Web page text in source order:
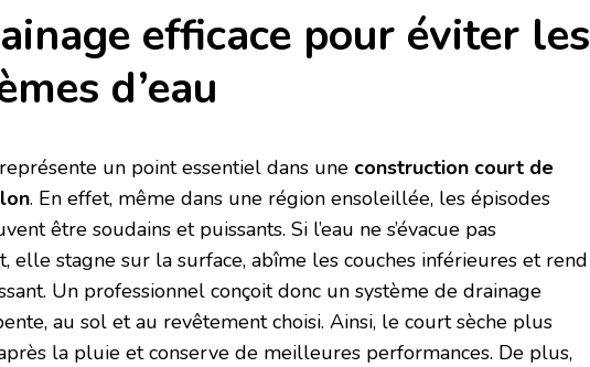
efficace pour éviter les
d’eau
un point essentiel dans une construction court de
. En effet, même dans une région ensoleillée, les épisodes
être soudains et puissants. Si l’eau ne s’évacue pas
elle stagne sur la surface, abîme les couches inférieures et rend
Un professionnel conçoit donc un système de drainage
au sol et au revêtement choisi. Ainsi, le court sèche plus
la pluie et conserve de meilleures performances. De plus,